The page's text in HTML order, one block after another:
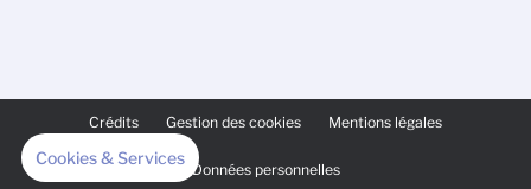
Cookies & Services
PAGE
SECONDAIRE
Crédits Gestion des cookies Mentions légales
Données personnelles